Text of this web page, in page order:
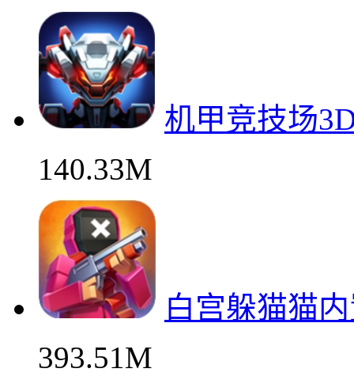
机甲竞技场
140.33M
白宫躲猫猫
393.51M